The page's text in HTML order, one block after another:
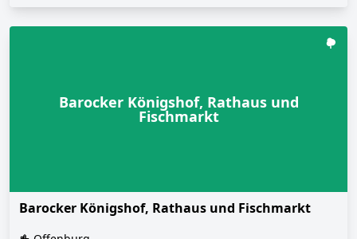
Barocker Königshof, Rathaus und
Fischmarkt
Barocker Königshof, Rathaus und Fischmarkt